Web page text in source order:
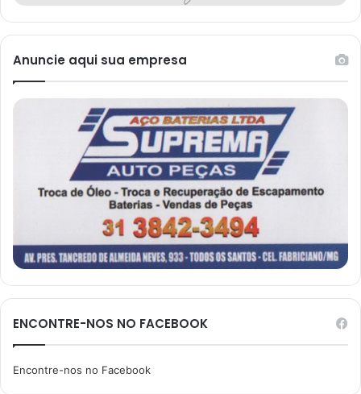
Anuncie aqui sua empresa
ENCONTRE-NOS NO FACEBOOK
Encontre-nos no Facebook